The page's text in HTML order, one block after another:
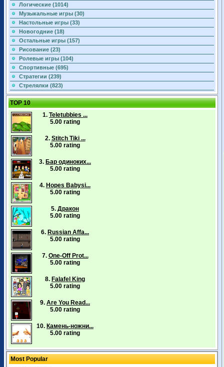
Логические (1014)
Музыкальные игры (30)
Настольные игры (33)
Новогодние (18)
Остальные игры (157)
Рисование (23)
Ролевые игры (104)
Спортивные (695)
Стратегии (239)
Стрелялки (823)
TOP 10
1. Teletubbies ...
5.00 rating
2. Stitch Tiki ...
5.00 rating
3. Бар одиноких...
5.00 rating
4. Hopes Babysi...
5.00 rating
5. Дракон
5.00 rating
6. Russian Affa...
5.00 rating
7. One-Off Prot...
5.00 rating
8. Falafel King
5.00 rating
9. Are You Read...
5.00 rating
10. Камень-ножни...
5.00 rating
Most Popular